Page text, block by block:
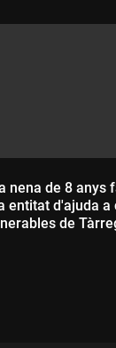
nena de 8 anys
entitat d'ajuda a
de